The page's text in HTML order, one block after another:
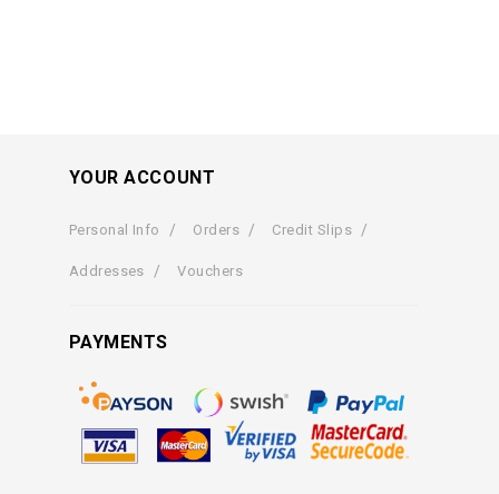
YOUR ACCOUNT
Personal Info Orders Credit Slips
Addresses Vouchers
PAYMENTS